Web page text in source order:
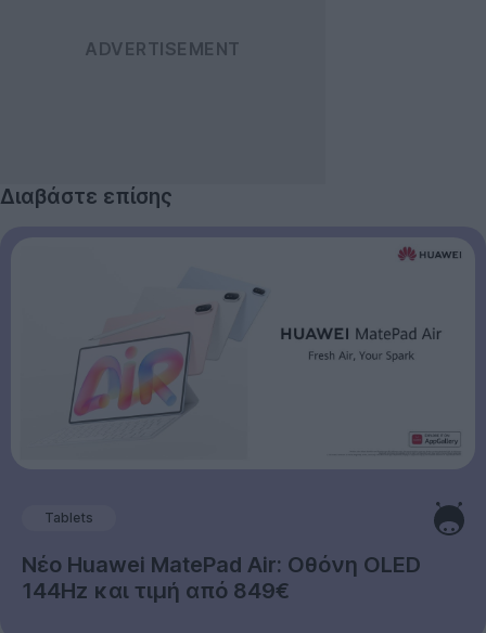
Διαβάστε επίσης
Tablets
Νέο Huawei MatePad Air: Οθόνη OLED
144Hz και τιμή από 849€